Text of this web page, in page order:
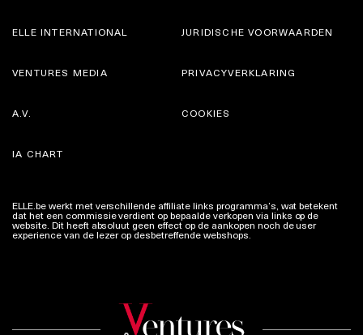
ELLE INTERNATIONAL
VENTURES MEDIA
JURIDISCHE VOORWAARDEN
PRIVACYVERKLARING
A.V.
IA CHART
COOKIES
ELLE.be werkt met verschillende affiliate links programma’s, wat betekent
dat het een commissie verdient op bepaalde verkopen via links op de
website. Dit heeft absoluut geen effect op de aankopen noch de user
experience van de lezer op desbetreffende webshops.